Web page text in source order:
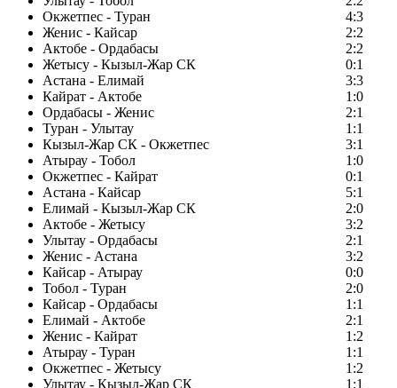
Окжетпес - Туран
4:3
Женис - Кайсар
2:2
Актобе - Ордабасы
2:2
Жетысу - Кызыл-Жар СК
0:1
Астана - Елимай
3:3
Кайрат - Актобе
1:0
Ордабасы - Женис
2:1
Туран - Улытау
1:1
Кызыл-Жар СК - Окжетпес
3:1
Атырау - Тобол
1:0
Окжетпес - Кайрат
0:1
Астана - Кайсар
5:1
Елимай - Кызыл-Жар СК
2:0
Актобе - Жетысу
3:2
Улытау - Ордабасы
2:1
Женис - Астана
3:2
Кайсар - Атырау
0:0
Тобол - Туран
2:0
Кайсар - Ордабасы
1:1
Елимай - Актобе
2:1
Женис - Кайрат
1:2
Атырау - Туран
1:1
Окжетпес - Жетысу
1:2
Улытау - Кызыл-Жар СК
1:1